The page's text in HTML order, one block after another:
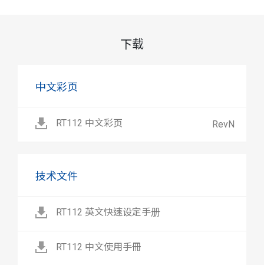
下载
中文彩页
RT112 中文彩页 RevN
技术文件
RT112 英文快速设定手册
RT112 中文使用手冊